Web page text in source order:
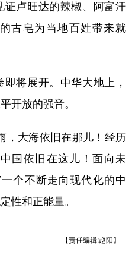
证卢旺达的辣椒、阿富汗
古皂为当地百姓带来就
将展开。中华大地上，
开放的强音。
大海依旧在那儿！经历
国依旧在这儿！面向未
个不断走向现代化的中
性和正能量。
【责任编辑:赵阳】